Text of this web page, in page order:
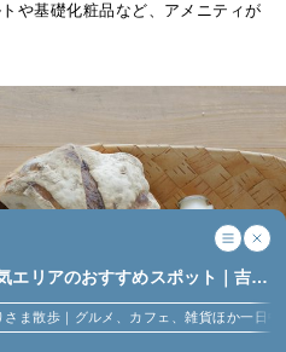
エリアのおすすめスポット｜吉祥
原、下北沢ほか (6)
カフェ、雑貨ほか一日中楽しめるスポット
や基礎化粧品など、アメニティが